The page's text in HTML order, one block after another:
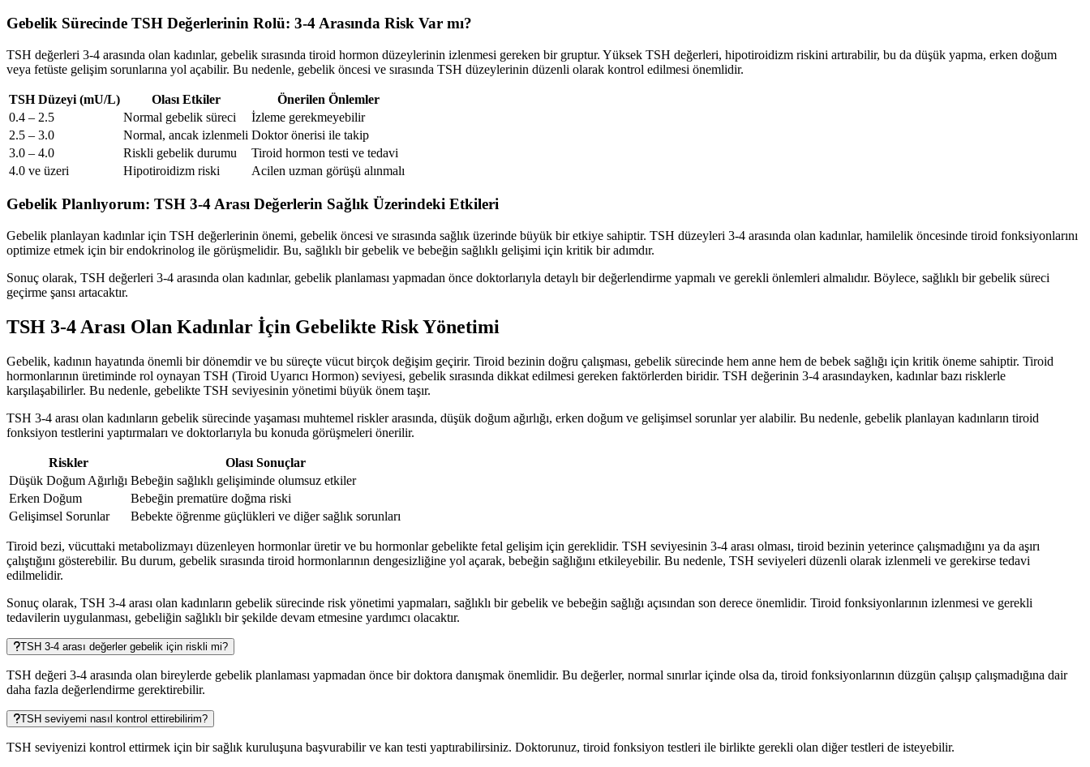
Gebelik Sürecinde TSH Değerlerinin Rolü: 3-4 Arasında Risk Var mı?
TSH değerleri 3-4 arasında olan kadınlar, gebelik sırasında tiroid hormon düzeylerinin izlenmesi gereken bir gruptur. Yüksek TSH değerleri, hipotiroidizm riskini artırabilir, bu da düşük yapma, erken doğum
veya fetüste gelişim sorunlarına yol açabilir. Bu nedenle, gebelik öncesi ve sırasında TSH düzeylerinin düzenli olarak kontrol edilmesi önemlidir.
TSH Düzeyi (mU/L) Olası Etkiler
Önerilen Önlemler
0.4 – 2.5
Normal gebelik süreci
İzleme gerekmeyebilir
2.5 – 3.0
Normal, ancak izlenmeli Doktor önerisi ile takip
3.0 – 4.0
Riskli gebelik durumu
Tiroid hormon testi ve tedavi
4.0 ve üzeri
Hipotiroidizm riski Acilen uzman görüşü alınmalı
Gebelik Planlıyorum: TSH 3-4 Arası Değerlerin Sağlık Üzerindeki Etkileri
Gebelik planlayan kadınlar için TSH değerlerinin önemi, gebelik öncesi ve sırasında sağlık üzerinde büyük bir etkiye sahiptir. TSH düzeyleri 3-4 arasında olan kadınlar, hamilelik öncesinde tiroid fonksiyonlarını
optimize etmek için bir endokrinolog ile görüşmelidir. Bu, sağlıklı bir gebelik ve bebeğin sağlıklı gelişimi için kritik bir adımdır.
Sonuç olarak, TSH değerleri 3-4 arasında olan kadınlar, gebelik planlaması yapmadan önce doktorlarıyla detaylı bir değerlendirme yapmalı ve gerekli önlemleri almalıdır. Böylece, sağlıklı bir gebelik süreci
geçirme şansı artacaktır.
TSH 3-4 Arası Olan Kadınlar İçin Gebelikte Risk Yönetimi
Gebelik, kadının hayatında önemli bir dönemdir ve bu süreçte vücut birçok değişim geçirir. Tiroid bezinin doğru çalışması, gebelik sürecinde hem anne hem de bebek sağlığı için kritik öneme sahiptir. Tiroid
hormonlarının üretiminde rol oynayan TSH (Tiroid Uyarıcı Hormon) seviyesi, gebelik sırasında dikkat edilmesi gereken faktörlerden biridir. TSH değerinin 3-4 arasındayken, kadınlar bazı risklerle
karşılaşabilirler. Bu nedenle, gebelikte TSH seviyesinin yönetimi büyük önem taşır.
TSH 3-4 arası olan kadınların gebelik sürecinde yaşaması muhtemel riskler arasında, düşük doğum ağırlığı, erken doğum ve gelişimsel sorunlar yer alabilir. Bu nedenle, gebelik planlayan kadınların tiroid
fonksiyon testlerini yaptırmaları ve doktorlarıyla bu konuda görüşmeleri önerilir.
Riskler
Olası Sonuçlar
Düşük Doğum Ağırlığı Bebeğin sağlıklı gelişiminde olumsuz etkiler
Erken Doğum
Bebeğin prematüre doğma riski
Gelişimsel Sorunlar
Bebekte öğrenme güçlükleri ve diğer sağlık sorunları
Tiroid bezi, vücuttaki metabolizmayı düzenleyen hormonlar üretir ve bu hormonlar gebelikte fetal gelişim için gereklidir. TSH seviyesinin 3-4 arası olması, tiroid bezinin yeterince çalışmadığını ya da aşırı
çalıştığını gösterebilir. Bu durum, gebelik sırasında tiroid hormonlarının dengesizliğine yol açarak, bebeğin sağlığını etkileyebilir. Bu nedenle, TSH seviyeleri düzenli olarak izlenmeli ve gerekirse tedavi
edilmelidir.
Sonuç olarak, TSH 3-4 arası olan kadınların gebelik sürecinde risk yönetimi yapmaları, sağlıklı bir gebelik ve bebeğin sağlığı açısından son derece önemlidir. Tiroid fonksiyonlarının izlenmesi ve gerekli
tedavilerin uygulanması, gebeliğin sağlıklı bir şekilde devam etmesine yardımcı olacaktır.
TSH 3-4 arası değerler gebelik için riskli mi?
TSH değeri 3-4 arasında olan bireylerde gebelik planlaması yapmadan önce bir doktora danışmak önemlidir. Bu değerler, normal sınırlar içinde olsa da, tiroid fonksiyonlarının düzgün çalışıp çalışmadığına dair
daha fazla değerlendirme gerektirebilir.
TSH seviyemi nasıl kontrol ettirebilirim?
TSH seviyenizi kontrol ettirmek için bir sağlık kuruluşuna başvurabilir ve kan testi yaptırabilirsiniz. Doktorunuz, tiroid fonksiyon testleri ile birlikte gerekli olan diğer testleri de isteyebilir.